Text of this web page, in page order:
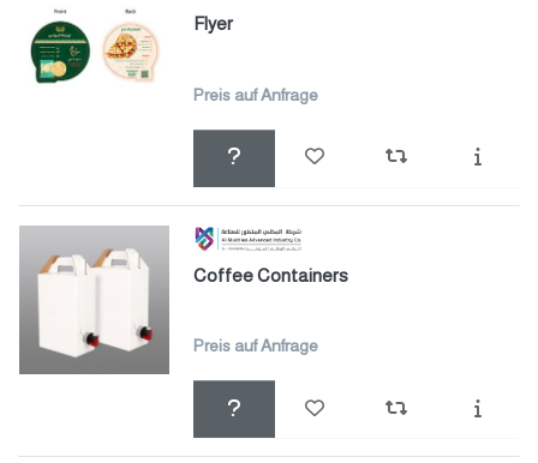
Flyer
Preis auf Anfrage
Coffee Containers
Preis auf Anfrage